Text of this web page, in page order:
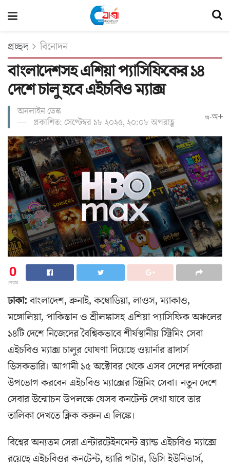
প্রচ্ছদ বিনোদন
বাংলাদেশসহ এশিয়া প্যাসিফিকের ১৪
দেশে চালু হবে এইচবিও ম্যাক্স
অনলাইন ডেস্ক
প্রকাশিত: সেপ্টেম্বর ১৮ ২০২৫, ২০:০৮ অপরাহ্ণ
অ-অ+
0
শেয়ার
ঢাকা:বাংলাদেশ, ব্রুনাই, কম্বোডিয়া, লাওস, ম্যাকাও,
মঙ্গোলিয়া, পাকিস্তান ও শ্রীলঙ্কাসহ এশিয়া প্যাসিফিক অঞ্চলের
১৪টি দেশে নিজেদের বৈশ্বিকভাবে শীর্ষস্থানীয় স্ট্রিমিং সেবা
এইচবিও ম্যাক্স চালুর ঘোষণা দিয়েছে ওয়ার্নার ব্রাদার্স
ডিসকভারি। আগামী ১৫ অক্টোবর থেকে এসব দেশের দর্শকেরা
উপভোগ করবেন এইচবিও ম্যাক্সের স্ট্রিমিং সেবা। নতুন দেশে
সেবার উন্মোচন উপলক্ষে যেসব কনটেন্ট দেখা যাবে তার
তালিকা দেখতে ক্লিক করুন এ লিঙ্কে।
বিশ্বের অন্যতম সেরা এন্টারটেইনমেন্ট ব্র্যান্ড এইচবিও ম্যাক্সে
রয়েছে এইচবিওর কনটেন্ট, হ্যারি পটার, ডিসি ইউনিভার্স,